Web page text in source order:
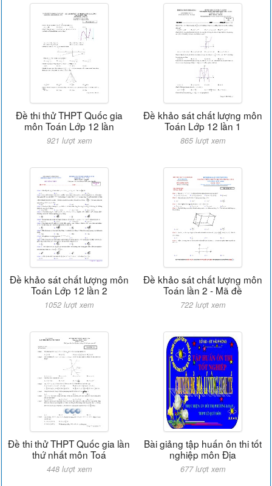
Đề thi thử THPT Quốc gia
môn Toán Lớp 12 lần
921 lượt xem
Đề khảo sát chất lượng môn
Toán Lớp 12 lần 1
865 lượt xem
Đề khảo sát chất lượng môn
Toán Lớp 12 lần 2
1052 lượt xem
Đề khảo sát chất lượng môn
Toán lần 2 - Mã đề
722 lượt xem
Đề thi thử THPT Quốc gia lần
thứ nhất môn Toá
448 lượt xem
Bài giảng tập huấn ôn thi tốt
nghiệp môn Địa
677 lượt xem